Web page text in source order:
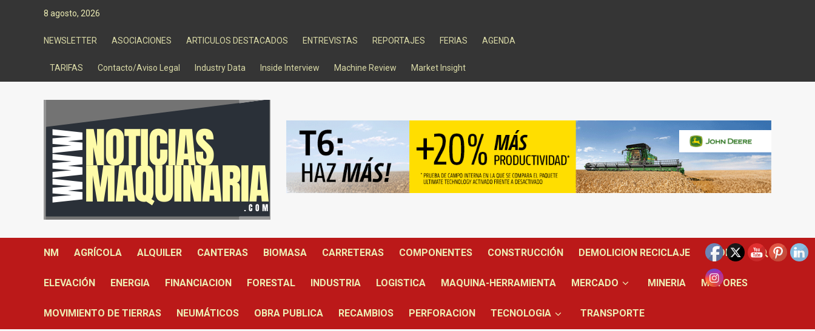
8 agosto, 2026
NEWSLETTER ASOCIACIONES ARTICULOS DESTACADOS ENTREVISTAS REPORTAJES FERIAS AGENDA
TARIFAS Contacto/Aviso Legal Industry Data Inside Interview Machine Review Market Insight
NM AGRÍCOLA ALQUILER CANTERAS BIOMASA CARRETERAS COMPONENTES CONSTRUCCIÓN DEMOLICION RECICLAJE DRONES
ELEVACIÓN ENERGIA FINANCIACION FORESTAL INDUSTRIA LOGISTICA MAQUINA-HERRAMIENTA MERCADO MINERIA MOTORES
MOVIMIENTO DE TIERRAS NEUMÁTICOS OBRA PUBLICA RECAMBIOS PERFORACION TECNOLOGIA TRANSPORTE